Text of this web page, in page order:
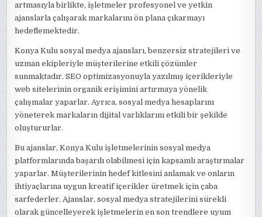
artmasıyla birlikte, işletmeler profesyonel ve yetkin
ajanslarla çalışarak markalarını ön plana çıkarmayı
hedeflemektedir.
Konya Kulu sosyal medya ajansları, benzersiz stratejileri ve
uzman ekipleriyle müşterilerine etkili çözümler
sunmaktadır. SEO optimizasyonuyla yazılmış içerikleriyle
web sitelerinin organik erişimini artırmaya yönelik
çalışmalar yaparlar. Ayrıca, sosyal medya hesaplarını
yöneterek markaların dijital varlıklarını etkili bir şekilde
oluştururlar.
Bu ajanslar, Konya Kulu işletmelerinin sosyal medya
platformlarında başarılı olabilmesi için kapsamlı araştırmalar
yaparlar. Müşterilerinin hedef kitlesini anlamak ve onların
ihtiyaçlarına uygun kreatif içerikler üretmek için çaba
sarfederler. Ajanslar, sosyal medya stratejilerini sürekli
olarak güncelleyerek işletmelerin en son trendlere uyum